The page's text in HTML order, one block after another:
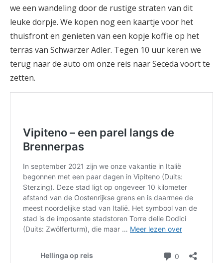
we een wandeling door de rustige straten van dit
leuke dorpje. We kopen nog een kaartje voor het
thuisfront en genieten van een kopje koffie op het
terras van Schwarzer Adler. Tegen 10 uur keren we
terug naar de auto om onze reis naar Seceda voort te
zetten.